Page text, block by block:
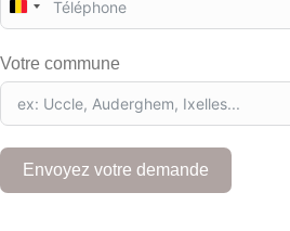
B
e
g
u
3
2
Votre commune
Envoyez votre demande